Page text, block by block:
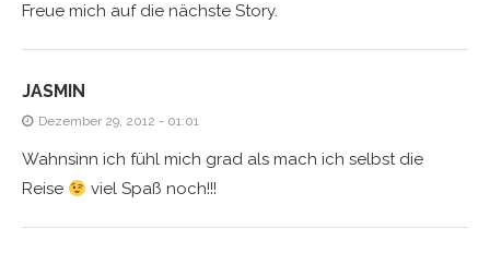
Freue mich auf die nächste Story.
JASMIN
Dezember 29, 2012 - 01:01
Wahnsinn ich fühl mich grad als mach ich selbst die
Reise
viel Spaß noch!!!